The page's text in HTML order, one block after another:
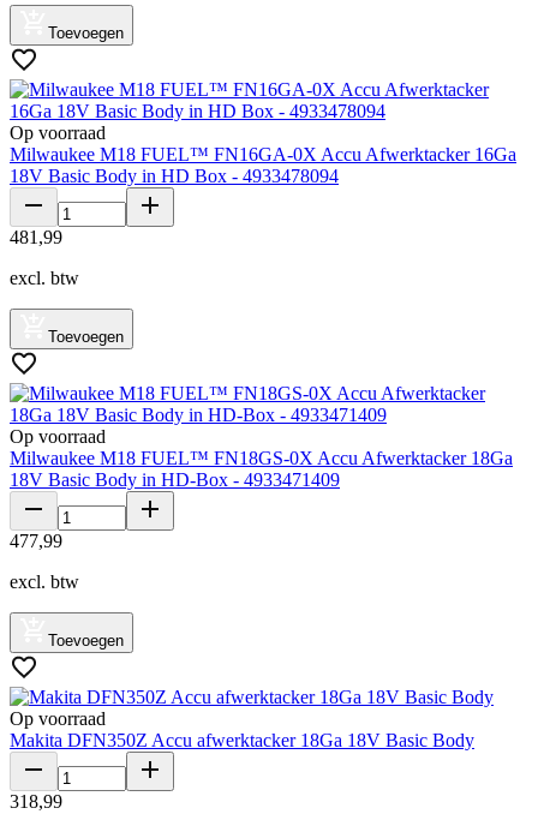
Toevoegen
Op voorraad
Milwaukee M18 FUEL™ FN16GA-0X Accu Afwerktacker 16Ga
18V Basic Body in HD Box - 4933478094
481 ,99
excl. btw
Toevoegen
Op voorraad
Milwaukee M18 FUEL™ FN18GS-0X Accu Afwerktacker 18Ga
18V Basic Body in HD-Box - 4933471409
477,99
excl. btw
Toevoegen
Op voorraad
Makita DFN350Z Accu afwerktacker 18Ga 18V Basic Body
318,99